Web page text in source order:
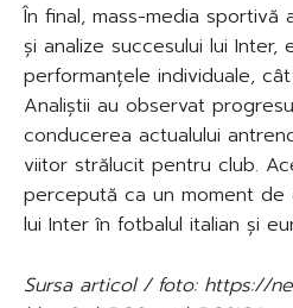
În final, mass-media
și analize succesului lui Inter,
performanțele individuale,
Analiștii au observat
conducerea actualului
viitor strălucit pentru club.
percepută ca un moment de
lui Inter în fotbalul italian și
Sursa articol / foto: https://